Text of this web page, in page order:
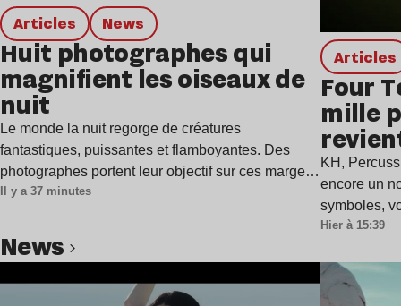
Articles news
Huit photographes qui
magnifient les oiseaux de
nuit
Le monde la nuit regorge de créatures
fantastiques, puissantes et flamboyantes. Des
photographes portent leur objectif sur ces marges
et…
Il y a 37 minutes
Articles
Four
mille
single
KH,
encore un
symboles,
Hier à 15:39
news